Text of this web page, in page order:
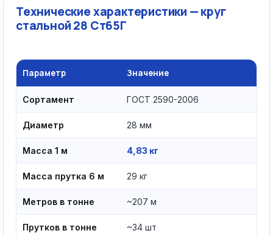
Технические характеристики — круг
стальной 28 Ст65Г
Параметр Значение
Сортамент ГОСТ 2590-2006
Диаметр 28 мм
Масса 1 м 4,83 кг
Масса прутка 6 м 29 кг
Метров в тонне ~207 м
Прутков в тонне ~34 шт